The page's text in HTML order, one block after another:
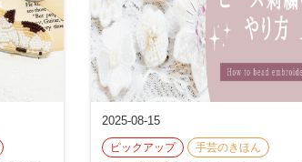
2025-08-15
ピックアップ 手芸のきほん